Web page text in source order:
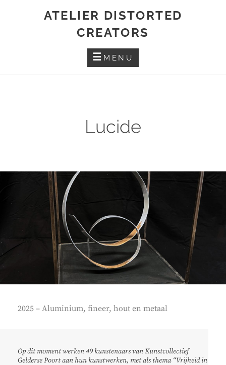
ATELIER DISTORTED
CREATORS
MENU
Lucide
2025 – Aluminium, fineer, hout en metaal
Op dit moment werken 49 kunstenaars van Kunstcollectief
Gelderse Poort aan hun kunstwerken, met als thema “Vrijheid in